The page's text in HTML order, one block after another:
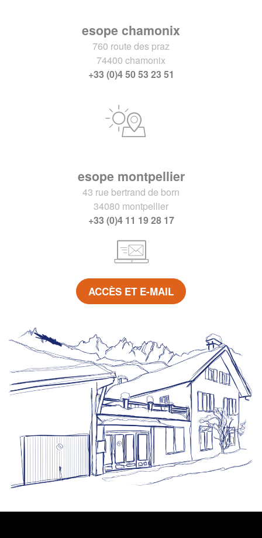
esope chamonix
760 route des praz
74400 chamonix
+33 (0)4 50 53 23 51
esope montpellier
43 rue bertrand de born
34080 montpellier
+33 (0)4 11 19 28 17
ACCÈS ET E-MAIL